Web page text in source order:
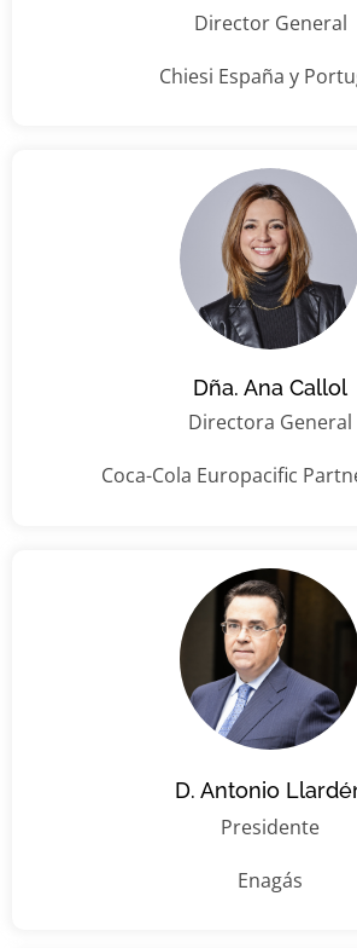
Director General
Chiesi España y
Dña. Ana Callol
Directora General
Coca-Cola Europacific
D. Antonio
Presidente
Enagás